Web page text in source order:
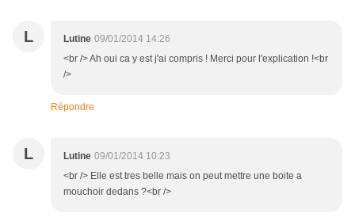
L Lutine 09/01/2014 14:26
<br /> Ah oui ca y est j'ai compris ! Merci pour l'explication !<br
/>
Répondre
L Lutine 09/01/2014 10:23
<br /> Elle est tres belle mais on peut mettre une boite a
mouchoir dedans ?<br />